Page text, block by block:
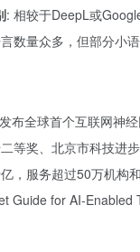
: 相较于DeepL或
数量众多，但部分小
布全球首个互联网神
等奖、北京市科技进
，服务超过50万机构
Guide for AI-Enabled